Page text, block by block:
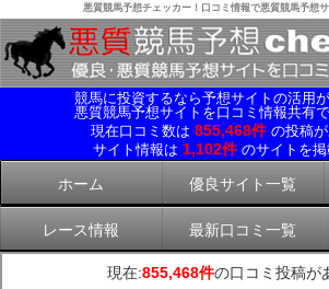
悪質競馬予想チェッカー！口コミ情報で悪質競馬予想
競馬に投資するなら予想サイトの活用が
悪質競馬予想サイトを口コミ情報共有
現在口コミ数は 855,468件 の投稿が
サイト情報は 1,102件 のサイトを掲
ホーム 優良サイト一覧
レース情報 最新口コミ一覧
現在:855,468件の口コミ投稿が